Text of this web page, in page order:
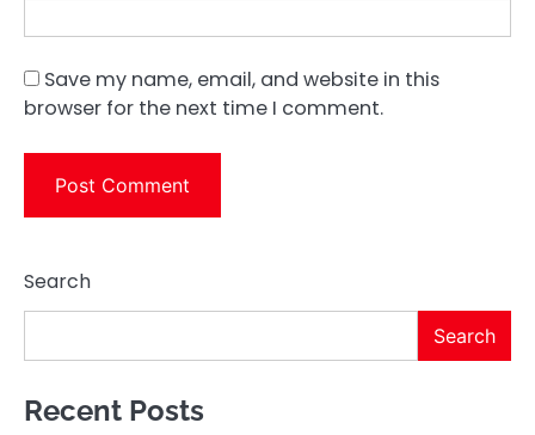
Save my name, email, and website in this
browser for the next time I comment.
Search
Search
Recent Posts